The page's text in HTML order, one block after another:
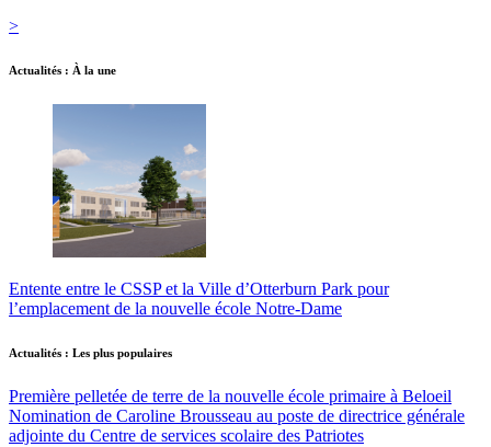
>
Actualités : À la une
Entente entre le CSSP et la Ville d’Otterburn Park pour
l’emplacement de la nouvelle école Notre-Dame
Actualités : Les plus populaires
Première pelletée de terre de la nouvelle école primaire à Beloeil
Nomination de Caroline Brousseau au poste de directrice générale
adjointe du Centre de services scolaire des Patriotes